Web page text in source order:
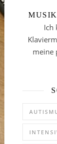
Ich
meine